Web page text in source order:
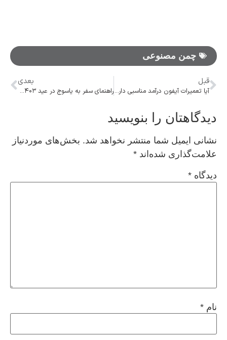
چمن مصنوعی
قبل
آیا تعمیرات آیفون درآمد مناسبی دارد؟
بعدی
راهنمای سفر به یاسوج در عید ۱۴۰۳؛ از جاذبه‌های گردشگری تا بهترین اقامتگاه‌ها
دیدگاهتان را بنویسید
نشانی ایمیل شما منتشر نخواهد شد. بخش‌های موردنیاز
علامت‌گذاری شده‌اند *
دیدگاه *
نام *